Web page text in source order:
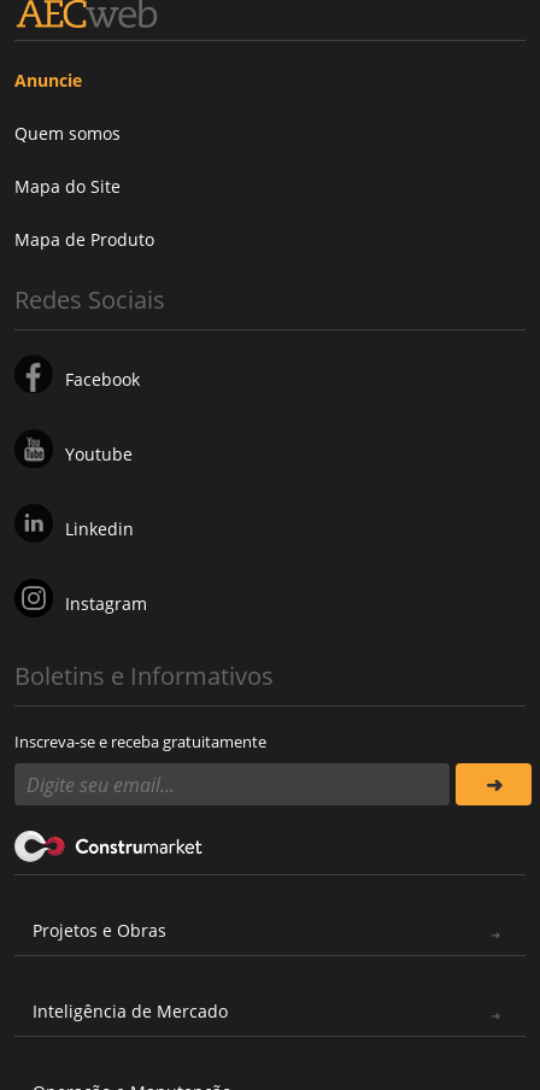
Anuncie
Quem somos
Mapa do Site
Mapa de Produto
Redes Sociais
Facebook
Youtube
Linkedin
Instagram
Boletins e Informativos
Inscreva-se e receba gratuitamente
Projetos e Obras
Inteligência de Mercado